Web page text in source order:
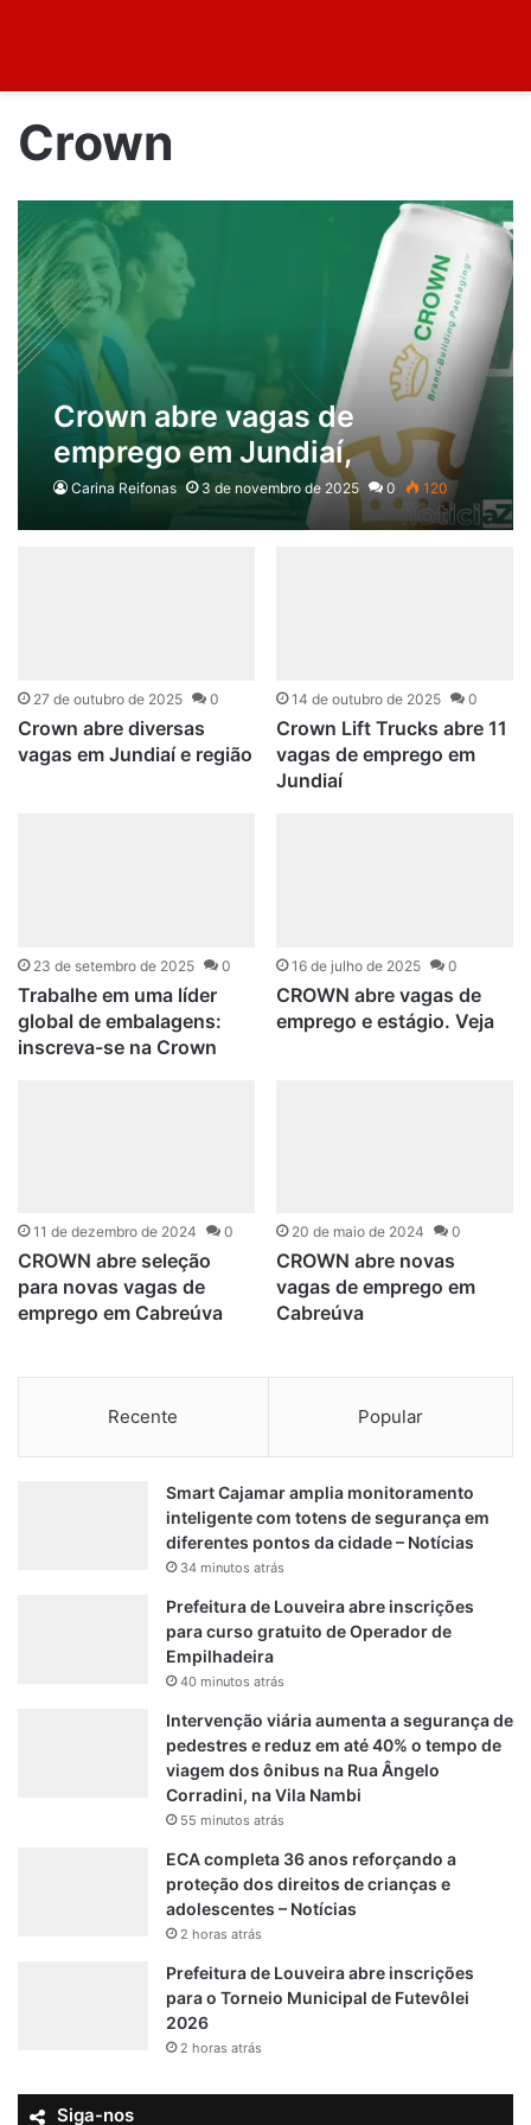
Crown
Crown abre vagas de
emprego em Jundiaí,
incluindo oportunidade
exclusiva para PCD
Carina Reifonas 3 de novembro de 2025 0 120
27 de outubro de 2025 0
Crown abre diversas
vagas em Jundiaí e região
14 de outubro de 2025 0
Crown Lift Trucks abre 11
vagas de emprego em
Jundiaí
23 de setembro de 2025 0
Trabalhe em uma líder
global de embalagens:
inscreva-se na Crown
16 de julho de 2025 0
CROWN abre vagas de
emprego e estágio. Veja
11 de dezembro de 2024 0
CROWN abre seleção
para novas vagas de
emprego em Cabreúva
20 de maio de 2024 0
CROWN abre novas
vagas de emprego em
Cabreúva
Recente Popular
Smart Cajamar amplia monitoramento
inteligente com totens de segurança em
diferentes pontos da cidade – Notícias
34 minutos atrás
Prefeitura de Louveira abre inscrições
para curso gratuito de Operador de
Empilhadeira
40 minutos atrás
Intervenção viária aumenta a segurança de
pedestres e reduz em até 40% o tempo de
viagem dos ônibus na Rua Ângelo
Corradini, na Vila Nambi
55 minutos atrás
ECA completa 36 anos reforçando a
proteção dos direitos de crianças e
adolescentes – Notícias
2 horas atrás
Prefeitura de Louveira abre inscrições
para o Torneio Municipal de Futevôlei
2026
2 horas atrás
Siga-nos